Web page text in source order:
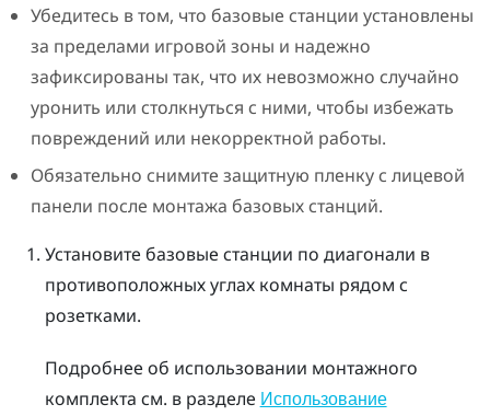
Убедитесь в том, что базовые станции установлены
за пределами игровой зоны и надежно
зафиксированы так, что их невозможно случайно
уронить или столкнуться с ними, чтобы избежать
повреждений или некорректной работы.
Обязательно снимите защитную пленку с лицевой
панели после монтажа базовых станций.
Установите базовые станции по диагонали в
противоположных углах комнаты рядом с
розетками.
Подробнее об использовании монтажного
комплекта см. в разделе Использование